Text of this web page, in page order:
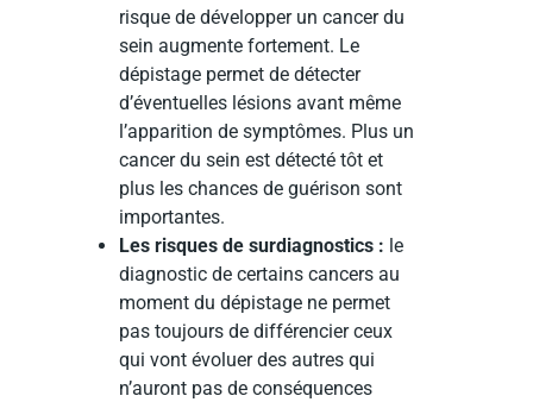
risque de développer un cancer du
sein augmente fortement. Le
dépistage permet de détecter
d’éventuelles lésions avant même
l’apparition de symptômes. Plus un
cancer du sein est détecté tôt et
plus les chances de guérison sont
importantes.
Les risques de surdiagnostics : le
diagnostic de certains cancers au
moment du dépistage ne permet
pas toujours de différencier ceux
qui vont évoluer des autres qui
n’auront pas de conséquences